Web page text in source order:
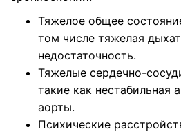
Тяжелое общее
том числе тяжелая
недостаточность.
Тяжелые сердечно-
такие как нестабильная
аорты.
Психические